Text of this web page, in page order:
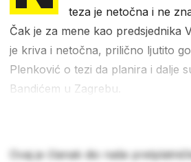
teza je netočna i ne
Čak je za mene kao predsjednika
je kriva i netočna, prilično ljutito
Plenković o tezi da planira i dalje
Bandićem u Zagrebu.
Ovaj je članak dio naše